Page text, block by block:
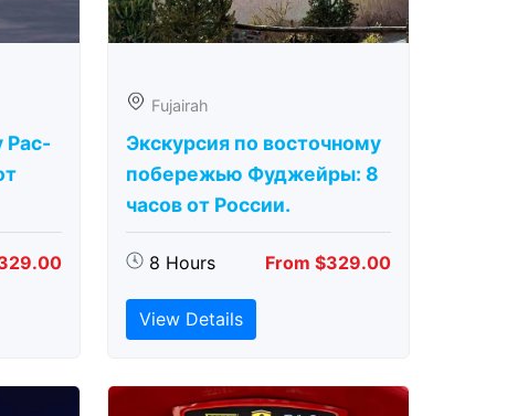
Рас-
Fujairah
Экскурсия по восточному
побережью Фуджейры: 8
часов от России.
8 Hours From $329.00
View Details